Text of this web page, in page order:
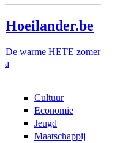
Hoeilander.be
De warme HETE zomer
a
Cultuur
Economie
Jeugd
Maatschappij